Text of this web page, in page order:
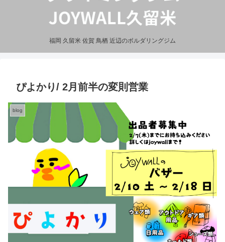
福岡 久留米 佐賀 鳥栖 近辺のボルダリングジム
ぴよかり/ 2月前半の変則営業
blog